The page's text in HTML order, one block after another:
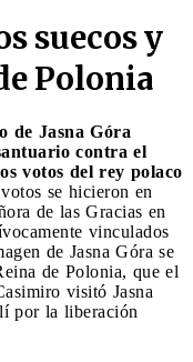
suecos y
Polonia
de Jasna Góra
contra el
votos del rey polaco
se hicieron en
de las Gracias en
vinculados
de Jasna Góra se
de Polonia, que el
visitó Jasna
por la liberación